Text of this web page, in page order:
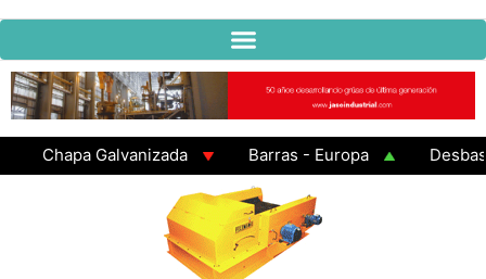
Chapa Galvanizada Barras - Europa
Desbaste -
GAMA 3 - Cuadrados 200x200x8